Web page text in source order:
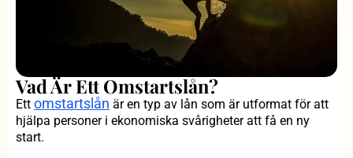
Vad Är Ett Omstartslån?
Ett omstartslån är en typ av lån som är utformat för att
hjälpa personer i ekonomiska svårigheter att få en ny
start.